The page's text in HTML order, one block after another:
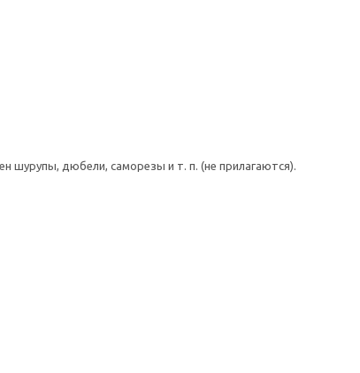
шурупы, дюбели, саморезы и т. п. (не прилагаются).